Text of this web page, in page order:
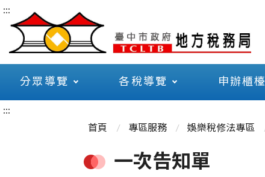
:::
分眾導覽 各稅導覽 申辦櫃檯
:::
首頁
專區服務 娛樂稅修法專區
一次告知單